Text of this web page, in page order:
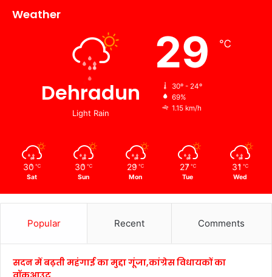
Weather
Dehradun
Light Rain
29 ℃
30º - 24º
69%
1.15 km/h
30 ℃
Sat
30 ℃
Sun
29 ℃
Mon
27 ℃
Tue
31 ℃
Wed
Popular Recent Comments
सदन में बढ़ती महंगाई का मुद्दा गूंजा,कांग्रेस विधायकों का